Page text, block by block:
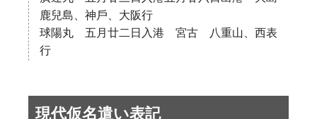
鹿兒島、神戶、大阪行
球陽丸 五月廿二日入港 宮古 八重山、西表
行